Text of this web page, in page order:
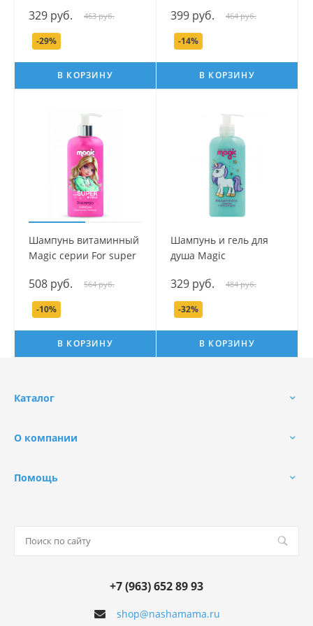
329 руб. 463 руб.
-29%
В КОРЗИНУ
399 руб. 464 руб.
-14%
В КОРЗИНУ
Шампунь витаминный
Magic серии For super
508 руб. 564 руб.
-10%
В КОРЗИНУ
Шампунь и гель для
душа Magic
250 мл.
329 руб. 484 руб.
-32%
В КОРЗИНУ
Каталог
О компании
Помощь
shop@nashamama.ru
+7 (963) 652 89 93